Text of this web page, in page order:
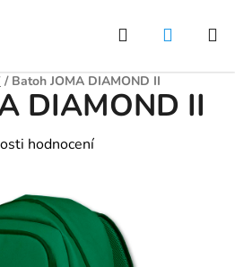
Hledat
/ Batoh JOMA DIAMOND II
DIAMOND II
hodnocení